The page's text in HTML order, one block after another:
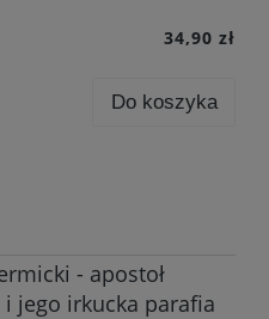
34,90 zł
Do koszyka
- apostoł
i jego irkucka parafia